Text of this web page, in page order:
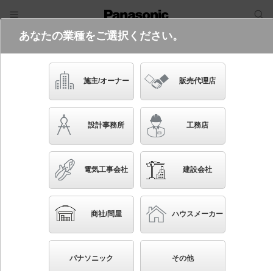
電気・建築設備（ビジネス）
フリーワード
品番・キーワード
かんたん照度計算
XED3110L CE1
起動方式違いの商品を見る
天井埋込型 LED（電球色） 軒下用ダウンライト・ポ
ーチライト 美ルック・浅型8H・高気密SB形・拡散タ
イプ（マイルド配光） LEDフラットランプ交換型・防
あなたの業種をご選択ください。
施主/オーナー 販売代理店
設計事務所 工務店
電気工事会社 建設会社
商社/問屋 ハウスメーカー
パナソニック その他